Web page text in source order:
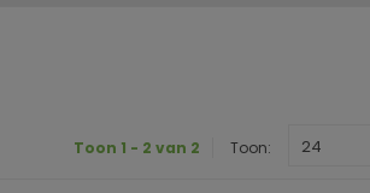
Toon 1 - 2 van 2 Toon: 24